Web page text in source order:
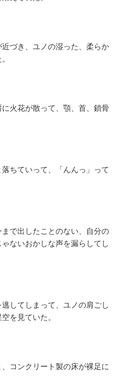
づき、ユノの湿った、柔らか
火花が散って、顎、首、鎖骨
ちていって、「んんっ」って
で出したことのない、自分の
ないおかしな声を漏らしてし
してしまって、ユノの肩ごし
を見ていた。
コンクリート製の床が裸足に